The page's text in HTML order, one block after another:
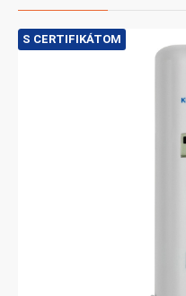
S CERTIFIKÁTOM